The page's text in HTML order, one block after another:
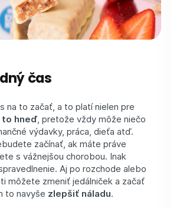
čas
na to začať, a to platí nielen pre
hneď, pretože vždy môže niečo
výdavky, práca, dieťa atď.
začínať, ak máte práve
s vážnejšou chorobou. Inak
Aj po rozchode alebo
môžete zmeniť jedálniček a začať
to navyše zlepšiť náladu.